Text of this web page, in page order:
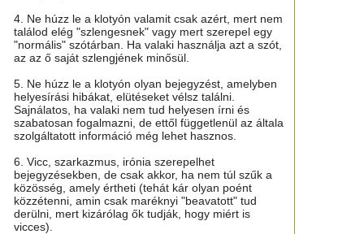
4. Ne húzz le a klotyón valamit csak azért, mert nem
találod elég "szlengesnek" vagy mert szerepel egy
"normális" szótárban. Ha valaki használja azt a szót,
az az ő saját szlengjének minősül.
5. Ne húzz le a klotyón olyan bejegyzést, amelyben
helyesírási hibákat, elütéseket vélsz találni.
Sajnálatos, ha valaki nem tud helyesen írni és
szabatosan fogalmazni, de ettől függetlenül az általa
szolgáltatott információ még lehet hasznos.
6. Vicc, szarkazmus, irónia szerepelhet
bejegyzésekben, de csak akkor, ha nem túl szűk a
közösség, amely értheti (tehát kár olyan poént
közzétenni, amin csak maréknyi "beavatott" tud
derülni, mert kizárólag ők tudják, hogy miért is
vicces).